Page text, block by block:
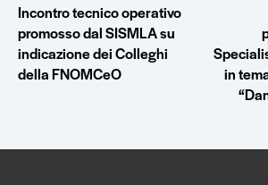
Incontro tecnico operativo
promosso dal SISMLA su
indicazione dei Colleghi
della FNOMCeO
in